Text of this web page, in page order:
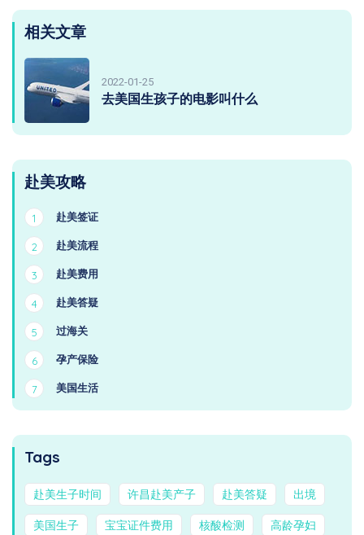
相关文章
2022-01-25
去美国生孩子的电影叫什么
赴美攻略
1 赴美签证
2 赴美流程
3 赴美费用
4 赴美答疑
5 过海关
6 孕产保险
7 美国生活
Tags
赴美生子时间 许昌赴美产子 赴美答疑 出境
美国生子 宝宝证件费用 核酸检测 高龄孕妇